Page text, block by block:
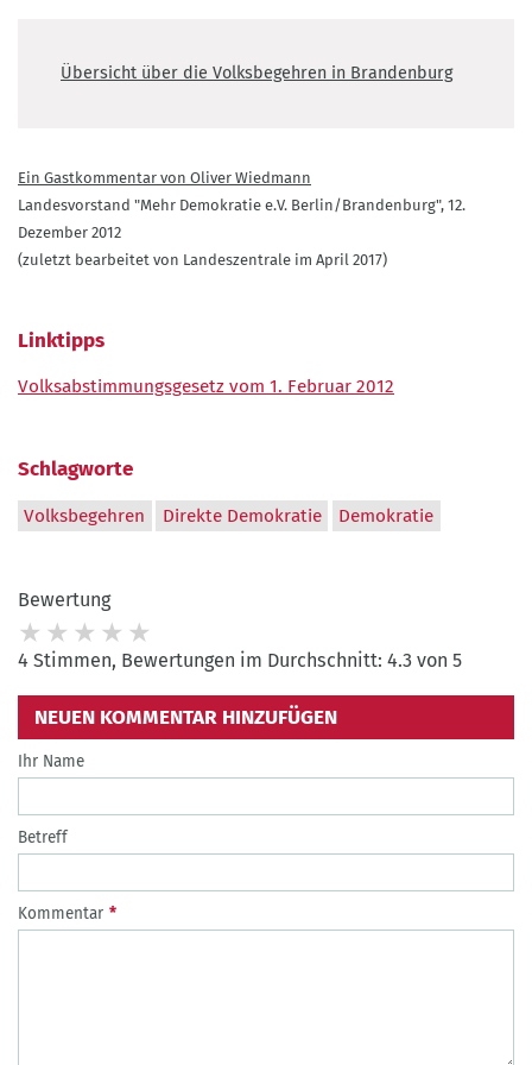
Übersicht über die Volksbegehren in Brandenburg
Ein Gastkommentar von Oliver Wiedmann
Landesvorstand "Mehr Demokratie e.V. Berlin/Brandenburg", 12.
Dezember 2012
(zuletzt bearbeitet von Landeszentrale im April 2017)
Linktipps
Volksabstimmungsgesetz vom 1. Februar 2012
Schlagworte
Volksbegehren Direkte Demokratie Demokratie
Bewertung
4 Stimmen, Bewertungen im Durchschnitt: 4.3 von 5
NEUEN KOMMENTAR HINZUFÜGEN
Ihr Name
Betreff
Kommentar